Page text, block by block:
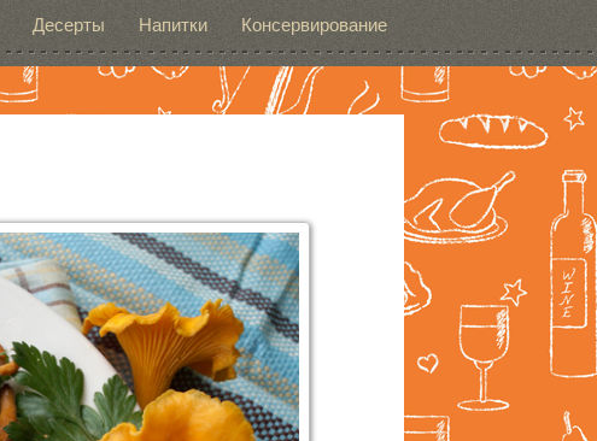
Десерты Напитки Консервирование